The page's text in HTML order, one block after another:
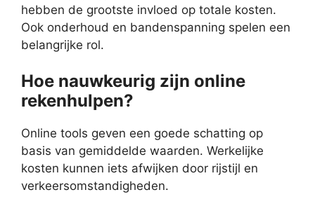
hebben de grootste invloed op totale kosten.
Ook onderhoud en bandenspanning spelen een
belangrijke rol.
Hoe nauwkeurig zijn online
rekenhulpen?
Online tools geven een goede schatting op
basis van gemiddelde waarden. Werkelijke
kosten kunnen iets afwijken door rijstijl en
verkeersomstandigheden.